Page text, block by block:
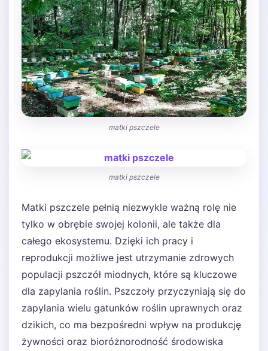
matki pszczele
matki pszczele
Matki pszczele pełnią niezwykle ważną rolę nie
tylko w obrębie swojej kolonii, ale także dla
całego ekosystemu. Dzięki ich pracy i
reprodukcji możliwe jest utrzymanie zdrowych
populacji pszczół miodnych, które są kluczowe
dla zapylania roślin. Pszczoły przyczyniają się do
zapylania wielu gatunków roślin uprawnych oraz
dzikich, co ma bezpośredni wpływ na produkcję
żywności oraz bioróżnorodność środowiska